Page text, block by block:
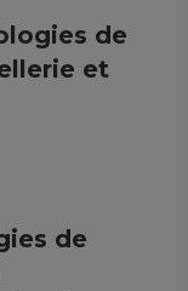
de
et
de